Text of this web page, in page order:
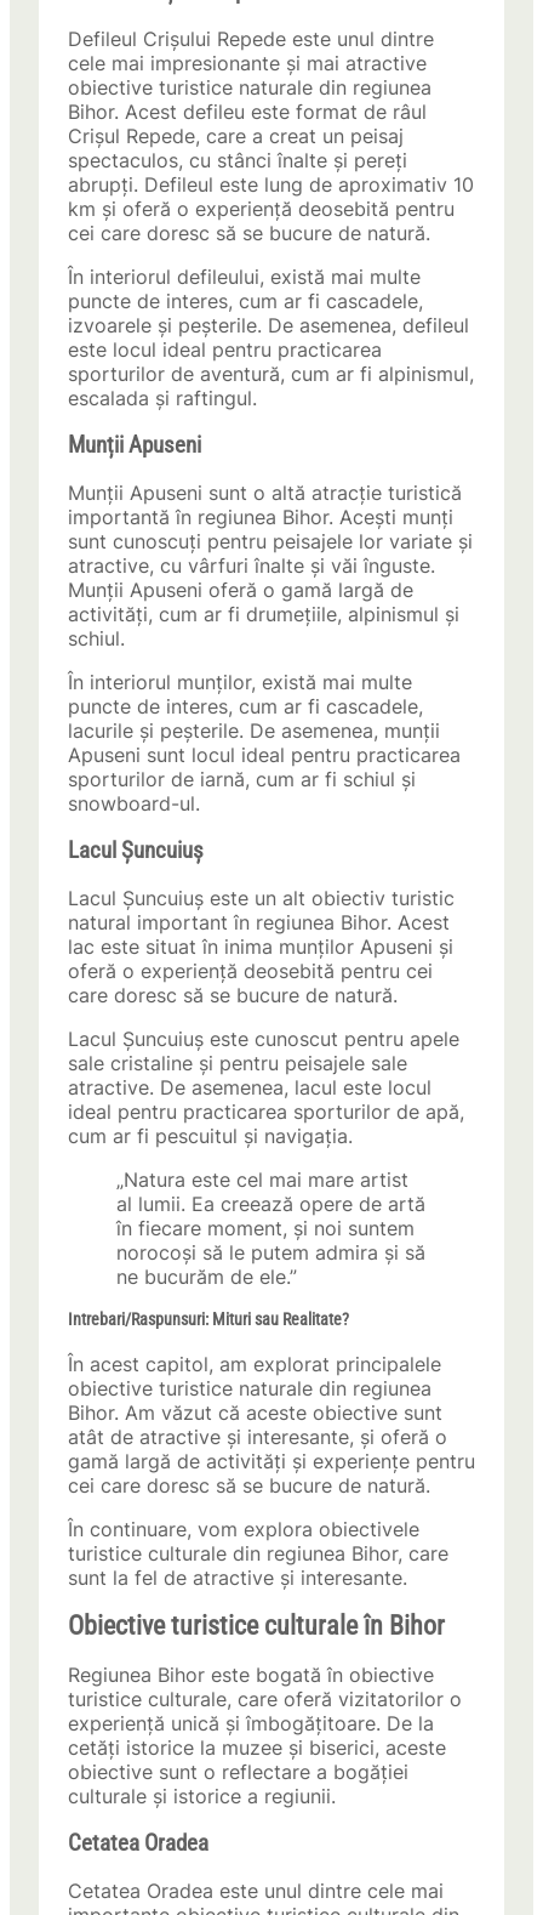
Defileul Crișului Repede este unul dintre
cele mai impresionante și mai atractive
obiective turistice naturale din regiunea
Bihor. Acest defileu este format de râul
Crișul Repede, care a creat un peisaj
spectaculos, cu stânci înalte și pereți
abrupți. Defileul este lung de aproximativ 10
km și oferă o experiență deosebită pentru
cei care doresc să se bucure de natură.
În interiorul defileului, există mai multe
puncte de interes, cum ar fi cascadele,
izvoarele și peșterile. De asemenea, defileul
este locul ideal pentru practicarea
sporturilor de aventură, cum ar fi alpinismul,
escalada și raftingul.
Munții Apuseni
Munții Apuseni sunt o altă atracție turistică
importantă în regiunea Bihor. Acești munți
sunt cunoscuți pentru peisajele lor variate și
atractive, cu vârfuri înalte și văi înguste.
Munții Apuseni oferă o gamă largă de
activități, cum ar fi drumețiile, alpinismul și
schiul.
În interiorul munților, există mai multe
puncte de interes, cum ar fi cascadele,
lacurile și peșterile. De asemenea, munții
Apuseni sunt locul ideal pentru practicarea
sporturilor de iarnă, cum ar fi schiul și
snowboard-ul.
Lacul Șuncuiuș
Lacul Șuncuiuș este un alt obiectiv turistic
natural important în regiunea Bihor. Acest
lac este situat în inima munților Apuseni și
oferă o experiență deosebită pentru cei
care doresc să se bucure de natură.
Lacul Șuncuiuș este cunoscut pentru apele
sale cristaline și pentru peisajele sale
atractive. De asemenea, lacul este locul
ideal pentru practicarea sporturilor de apă,
cum ar fi pescuitul și navigația.
„Natura este cel mai mare artist
al lumii. Ea creează opere de artă
în fiecare moment, și noi suntem
norocoși să le putem admira și să
ne bucurăm de ele.”
Intrebari/Raspunsuri: Mituri sau Realitate?
În acest capitol, am explorat principalele
obiective turistice naturale din regiunea
Bihor. Am văzut că aceste obiective sunt
atât de atractive și interesante, și oferă o
gamă largă de activități și experiențe pentru
cei care doresc să se bucure de natură.
În continuare, vom explora obiectivele
turistice culturale din regiunea Bihor, care
sunt la fel de atractive și interesante.
Obiective turistice culturale în Bihor
Regiunea Bihor este bogată în obiective
turistice culturale, care oferă vizitatorilor o
experiență unică și îmbogățitoare. De la
cetăți istorice la muzee și biserici, aceste
obiective sunt o reflectare a bogăției
culturale și istorice a regiunii.
Cetatea Oradea
Cetatea Oradea este unul dintre cele mai